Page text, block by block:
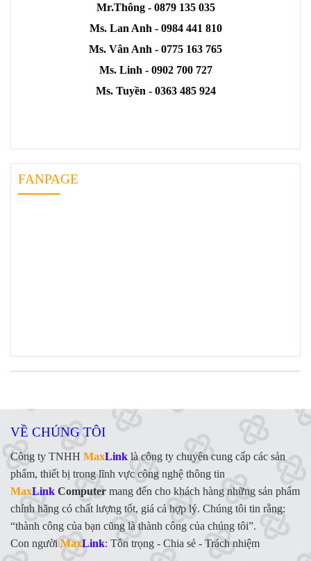
Mr.Thông - 0879 135 035
Ms. Lan Anh - 0984 441 810
Ms. Vân Anh - 0775 163 765
Ms. Linh - 0902 700 727
Ms. Tuyền - 0363 485 924
FANPAGE
VỀ CHÚNG TÔI
Công ty TNHH MaxLink là công ty chuyên cung cấp các sản
phẩm, thiết bị trong lĩnh vực công nghệ thông tin
MaxLink Computer mang đến cho khách hàng những sản phẩm
chính hãng có chất lượng tốt, giá cả hợp lý. Chúng tôi tin rằng:
“thành công của bạn cũng là thành công của chúng tôi”.
Con người MaxLink: Tôn trọng - Chia sẻ - Trách nhiệm